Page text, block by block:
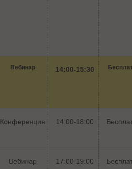
Вебинар 14:00-15:30
Конференция 14:00-18:00
Вебинар 17:00-19:00